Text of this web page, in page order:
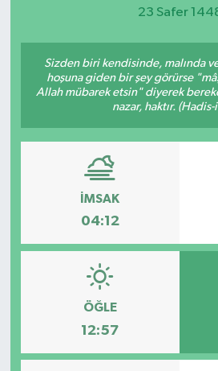
23 Safer
Sizden biri kendisinde, malında
hoşuna giden bir şey görürse
Allah mübarek etsin" diyerek
nazar, haktır.
İMSAK
04:12
ÖĞLE
12:57